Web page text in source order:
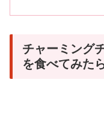
チャーミング
を食べてみた